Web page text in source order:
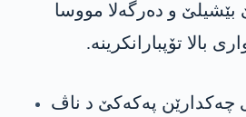
بێشیلێ و دەرگەلا مووسا
بالا تۆپبارانکرینە.
4:00 ئێڤاری چە‌کدارێن په‌كه‌كێ د ناڤ